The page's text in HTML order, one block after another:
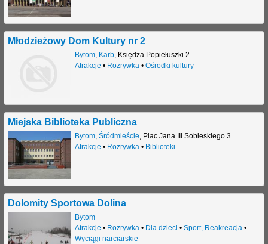
Młodzieżowy Dom Kultury nr 2
Bytom, Karb, Księdza Popiełuszki 2
Atrakcje • Rozrywka • Ośrodki kultury
Miejska Biblioteka Publiczna
Bytom, Śródmieście Plac Jana III Sobieskiego 3
Atrakcje • Rozrywka • Biblioteki
Dolomity Sportowa Dolina
Bytom
Atrakcje • Rozrywka • Dla dzieci • Sport, Reakreacja •
Wyciągi narciarskie